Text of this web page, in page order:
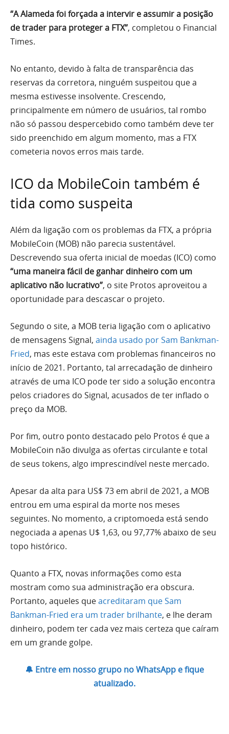
“A Alameda foi forçada a intervir e assumir a posição
de trader para proteger a FTX”, completou o Financial
Times.
No entanto, devido à falta de transparência das
reservas da corretora, ninguém suspeitou que a
mesma estivesse insolvente. Crescendo,
principalmente em número de usuários, tal rombo
não só passou despercebido como também deve ter
sido preenchido em algum momento, mas a FTX
cometeria novos erros mais tarde.
ICO da MobileCoin também é
tida como suspeita
Além da ligação com os problemas da FTX, a própria
MobileCoin (MOB) não parecia sustentável.
Descrevendo sua oferta inicial de moedas (ICO) como
“uma maneira fácil de ganhar dinheiro com um
aplicativo não lucrativo”, o site Protos aproveitou a
oportunidade para descascar o projeto.
Segundo o site, a MOB teria ligação com o aplicativo
de mensagens Signal, ainda usado por Sam Bankman-
Fried, mas este estava com problemas financeiros no
início de 2021. Portanto, tal arrecadação de dinheiro
através de uma ICO pode ter sido a solução encontra
pelos criadores do Signal, acusados de ter inflado o
preço da MOB.
Por fim, outro ponto destacado pelo Protos é que a
MobileCoin não divulga as ofertas circulante e total
de seus tokens, algo imprescindível neste mercado.
Apesar da alta para US$ 73 em abril de 2021, a MOB
entrou em uma espiral da morte nos meses
seguintes. No momento, a criptomoeda está sendo
negociada a apenas U$ 1,63, ou 97,77% abaixo de seu
topo histórico.
Quanto a FTX, novas informações como esta
mostram como sua administração era obscura.
Portanto, aqueles queacreditaram que Sam
Bankman-Fried era um trader brilhante, e lhe deram
dinheiro, podem ter cada vez mais certeza que caíram
em um grande golpe.
🔔 Entre em nosso grupo no WhatsApp e fique
atualizado.